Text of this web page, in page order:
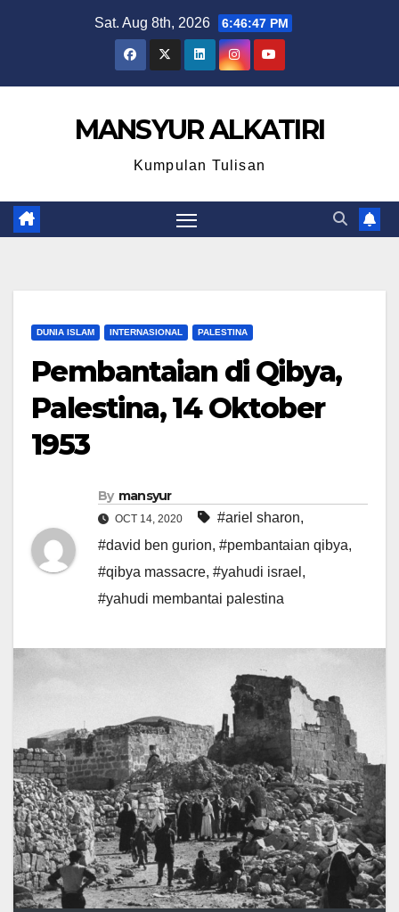
Sat. Aug 8th, 2026 6:46:48 PM
MANSYUR ALKATIRI
Kumpulan Tulisan
DUNIA ISLAM INTERNASIONAL PALESTINA
Pembantaian di Qibya,
Palestina, 14 Oktober
1953
By mansyur
OCT 14, 2020 #ariel sharon,
#david ben gurion, #pembantaian qibya,
#qibya massacre, #yahudi israel ,
#yahudi membantai palestina